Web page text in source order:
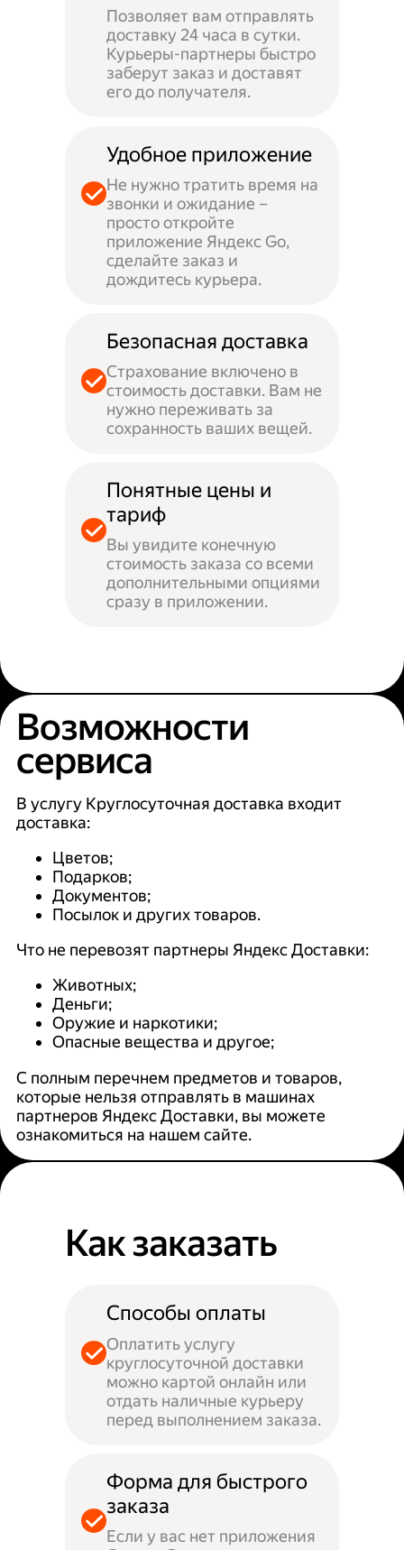
Позволяет вам отправлять
доставку 24 часа в сутки.
Курьеры-партнеры быстро
заберут заказ и доставят
его до получателя.
Удобное приложение
Не нужно тратить время на
звонки и ожидание –
просто откройте
приложение Яндекс Go,
сделайте заказ и
дождитесь курьера.
Безопасная доставка
Страхование включено в
стоимость доставки. Вам не
нужно переживать за
сохранность ваших вещей.
Понятные цены и
тариф
Вы увидите конечную
стоимость заказа со всеми
дополнительными опциями
сразу в приложении.
Возможности
сервиса
В услугу Круглосуточная доставка входит
доставка:
Цветов;
Подарков;
Документов;
Посылок и других товаров.
Что не перевозят партнеры Яндекс Доставки:
Животных;
Деньги;
Оружие и наркотики;
Опасные вещества и другое;
С полным перечнем предметов и товаров,
которые нельзя отправлять в машинах
партнеров Яндекс Доставки, вы можете
ознакомиться на нашем сайте.
Как заказать
Способы оплаты
Оплатить услугу
круглосуточной доставки
можно картой онлайн или
отдать наличные курьеру
перед выполнением заказа.
Форма для быстрого
заказа
Если у вас нет приложения